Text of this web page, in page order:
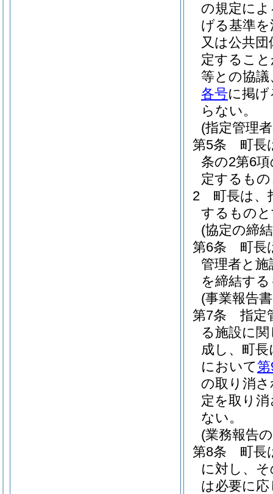
の規定に
げる基準
又は公共
定するこ
等との協議
各号に掲
らない。
(指定管理
第5条
町長
条の2第6
定するも
2
町長は、
するもの
(協定の締
第6条
町長
管理者と
を締結す
(事業報告
第7条
指定
る施設に
成し、町
において
の取り消
定を取り
ない。
(業務報告
第8条
町長
に対し、
は必要に